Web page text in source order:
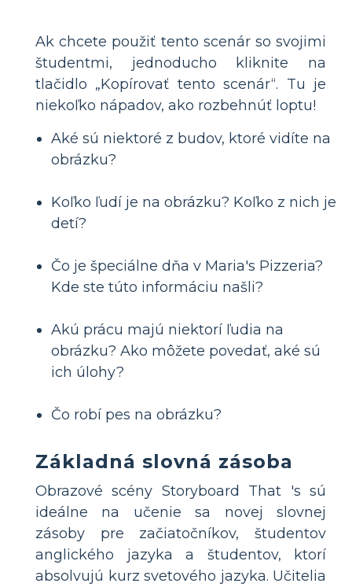
Ak chcete použiť tento scenár so svojimi
študentmi, jednoducho kliknite na
tlačidlo „Kopírovať tento scenár“. Tu je
niekoľko nápadov, ako rozbehnúť loptu!
Aké sú niektoré z budov, ktoré vidíte na
obrázku?
Koľko ľudí je na obrázku? Koľko z nich je
detí?
Čo je špeciálne dňa v Maria's Pizzeria?
Kde ste túto informáciu našli?
Akú prácu majú niektorí ľudia na
obrázku? Ako môžete povedať, aké sú
ich úlohy?
Čo robí pes na obrázku?
Základná slovná zásoba
Obrazové scény Storyboard That 's sú
ideálne na učenie sa novej slovnej
zásoby pre začiatočníkov, študentov
anglického jazyka a študentov, ktorí
absolvujú kurz svetového jazyka. Učitelia